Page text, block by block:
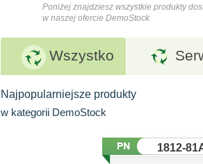
Poniżej znajdziesz wszystkie produkty
w naszej ofercie DemoStock
Wszystko
Najpopularniejsze produkty
w kategorii DemoStock
1812-